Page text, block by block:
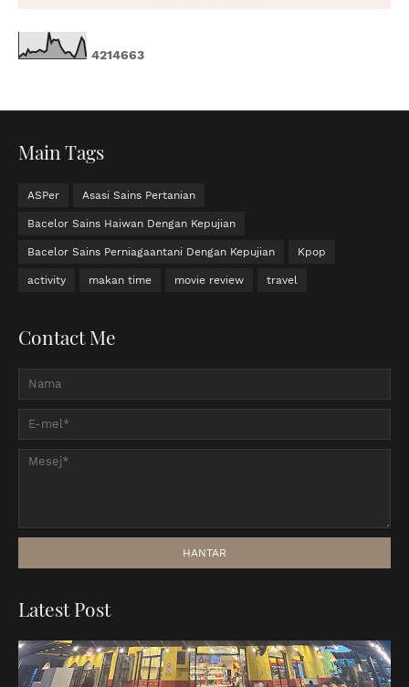
4214663
Main Tags
ASPer Asasi Sains Pertanian
Bacelor Sains Haiwan Dengan Kepujian
Bacelor Sains Perniagaantani Dengan Kepujian Kpop
activity makan time movie review travel
Contact Me
Latest Post